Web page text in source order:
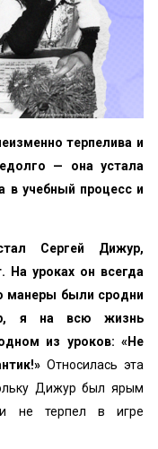
терпелива и
— она устала
в учебный процесс и
Сергей Дижур,
На уроках он всегда
манеры были сродни
я на всю жизнь
из уроков: «Не
Относилась эта
Дижур был ярым
и не терпел в игре